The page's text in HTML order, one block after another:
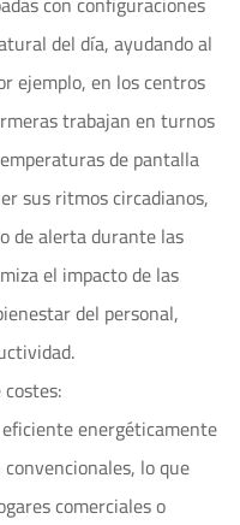
del día, ayudando al
ejemplo, en los centros
trabajan en turnos
de pantalla
sus ritmos circadianos,
de alerta durante las
el impacto de las
del personal,
energéticamente
lo que
comerciales o